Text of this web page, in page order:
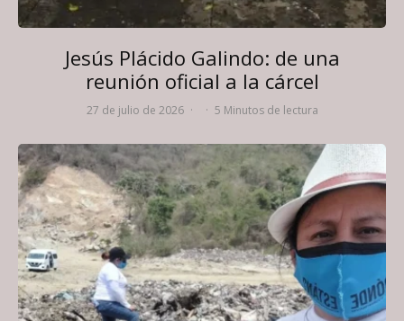
Jesús Plácido Galindo: de una
reunión oficial a la cárcel
27 de julio de 2026 · · 5 Minutos de lectura